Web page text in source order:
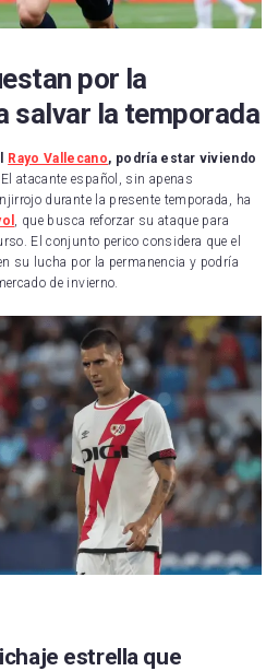
por la
salvar la temporada
Rayo Vallecano, podría estar viviendo
atacante español, sin apenas
durante la presente temporada, ha
, que busca reforzar su ataque para
El conjunto perico considera que el
su lucha por la permanencia y podría
de invierno.
estrella que